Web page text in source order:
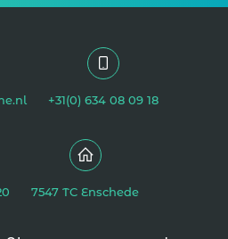
+31(0) 634 08 09 18
7547 TC Enschede